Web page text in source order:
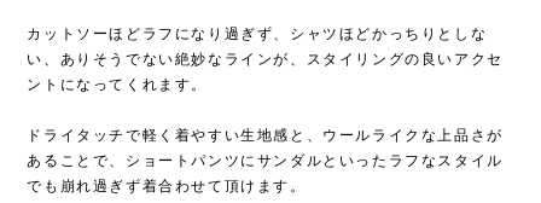
カットソーほどラフになり過ぎず、シャツほどかっちりとしな
い、ありそうでない絶妙なラインが、スタイリングの良いアクセ
ントになってくれます。
ドライタッチで軽く着やすい生地感と、ウールライクな上品さが
あることで、ショートパンツにサンダルといったラフなスタイル
でも崩れ過ぎず着合わせて頂けます。